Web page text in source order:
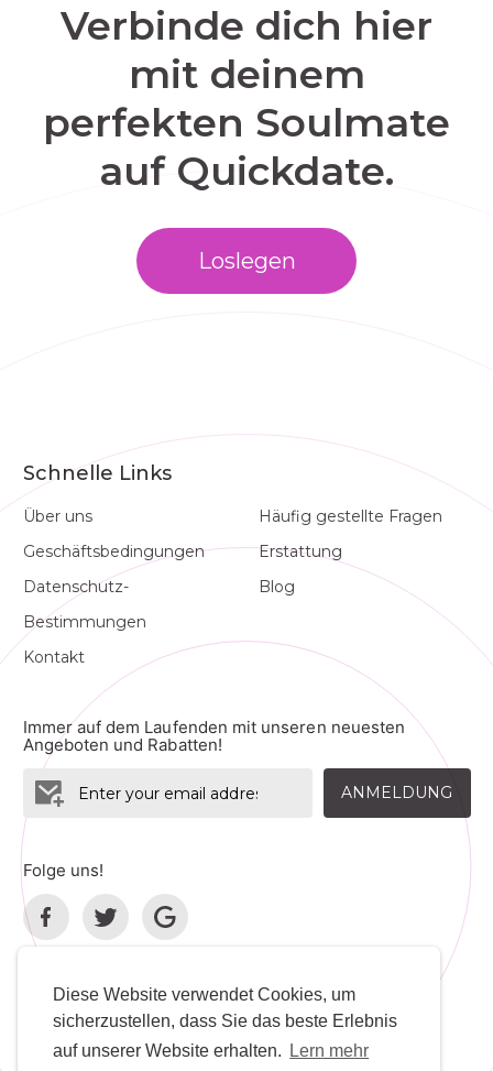
Diese Website verwendet Cookies, um
sicherzustellen, dass Sie das beste Erlebnis
auf unserer Website erhalten.
Lern mehr
Verbinde dich hier
mit deinem
perfekten Soulmate
auf Quickdate.
Loslegen
Schnelle Links
Über uns
Geschäftsbedingungen
Datenschutz-
Bestimmungen
Kontakt
Häufig gestellte Fragen
Erstattung
Blog
Immer auf dem Laufenden mit unseren neuesten
Angeboten und Rabatten!
ANMELDUNG
Folge uns!
Sprache Entwickler